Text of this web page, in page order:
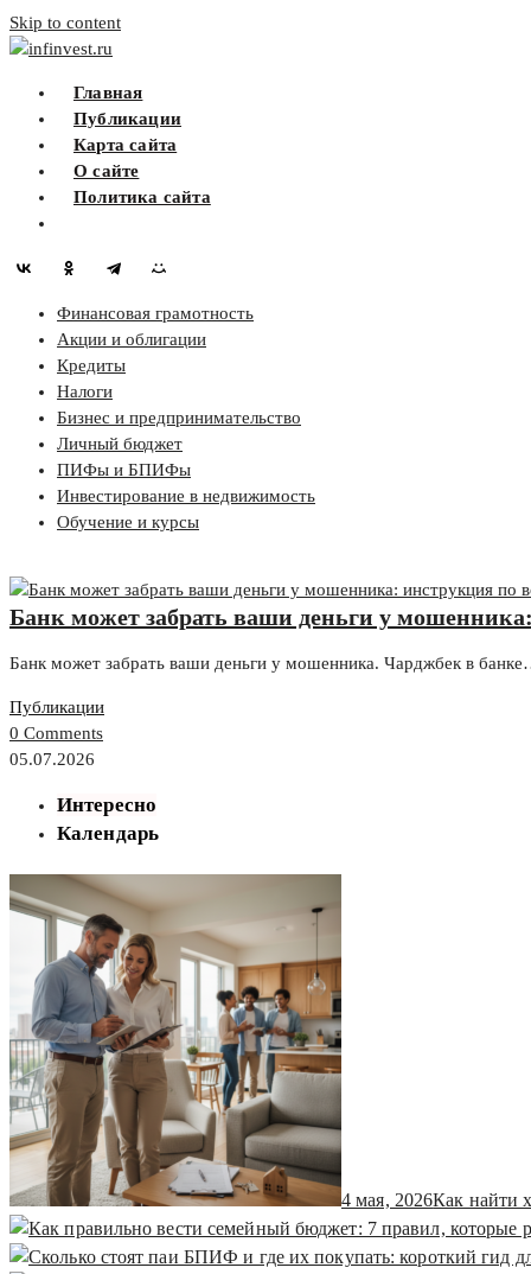
Skip to content
infinvest.ru
Главная
Публикации
Карта сайта
О сайте
Политика сайта
Финансовая грамотность
Акции и облигации
Кредиты
Налоги
Бизнес и предпринимательство
Личный бюджет
ПИФы и БПИФы
Инвестирование в недвижимость
Обучение и курсы
Банк может забрать ваши деньги у
Банк может забрать ваши деньги у мошенника. Чарджбек в
Публикации
0 Comments
05.07.2026
Интересно
Календарь
4 мая, 2026Как найти